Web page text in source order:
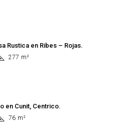
Rustica en Ribes – Rojas.
277 m²
en Cunit, Centrico.
76 m²